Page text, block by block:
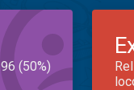
(50%)